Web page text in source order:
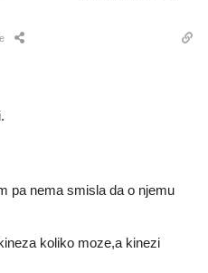
pa nema smisla da o njemu
koliko moze,a kinezi